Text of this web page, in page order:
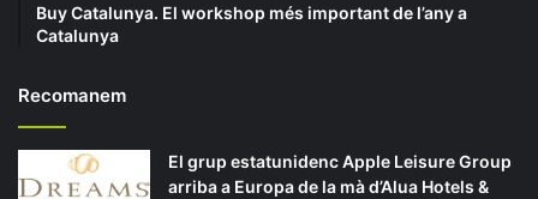
Buy Catalunya. El workshop més important de l’any a
Catalunya
Recomanem
El grup estatunidenc Apple Leisure Group
arriba a Europa de la mà d’Alua Hotels &